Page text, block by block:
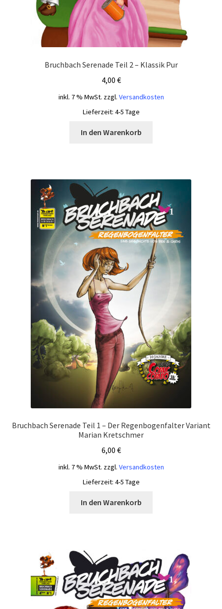
Bruchbach Serenade Teil 2 – Klassik Pur
4,00 €
inkl. 7 % MwSt. zzgl. Versandkosten
Lieferzeit: 4-5 Tage
In den Warenkorb
Bruchbach Serenade Teil 1 – Der Regenbogenfalter Variant
Marian Kretschmer
6,00 €
inkl. 7 % MwSt. zzgl. Versandkosten
Lieferzeit: 4-5 Tage
In den Warenkorb